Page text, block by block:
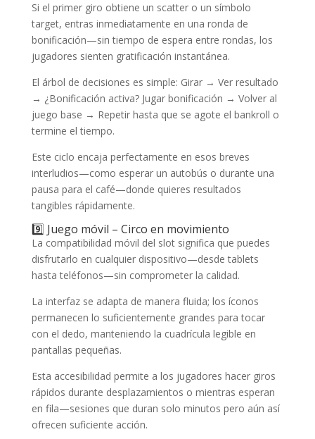
Si el primer giro obtiene un scatter o un símbolo
target, entras inmediatamente en una ronda de
bonificación—sin tiempo de espera entre rondas, los
jugadores sienten gratificación instantánea.
El árbol de decisiones es simple: Girar → Ver resultado
→ ¿Bonificación activa? Jugar bonificación → Volver al
juego base → Repetir hasta que se agote el bankroll o
termine el tiempo.
Este ciclo encaja perfectamente en esos breves
interludios—como esperar un autobús o durante una
pausa para el café—donde quieres resultados
tangibles rápidamente.
9️⃣ Juego móvil – Circo en movimiento
La compatibilidad móvil del slot significa que puedes
disfrutarlo en cualquier dispositivo—desde tablets
hasta teléfonos—sin comprometer la calidad.
La interfaz se adapta de manera fluida; los íconos
permanecen lo suficientemente grandes para tocar
con el dedo, manteniendo la cuadrícula legible en
pantallas pequeñas.
Esta accesibilidad permite a los jugadores hacer giros
rápidos durante desplazamientos o mientras esperan
en fila—sesiones que duran solo minutos pero aún así
ofrecen suficiente acción.